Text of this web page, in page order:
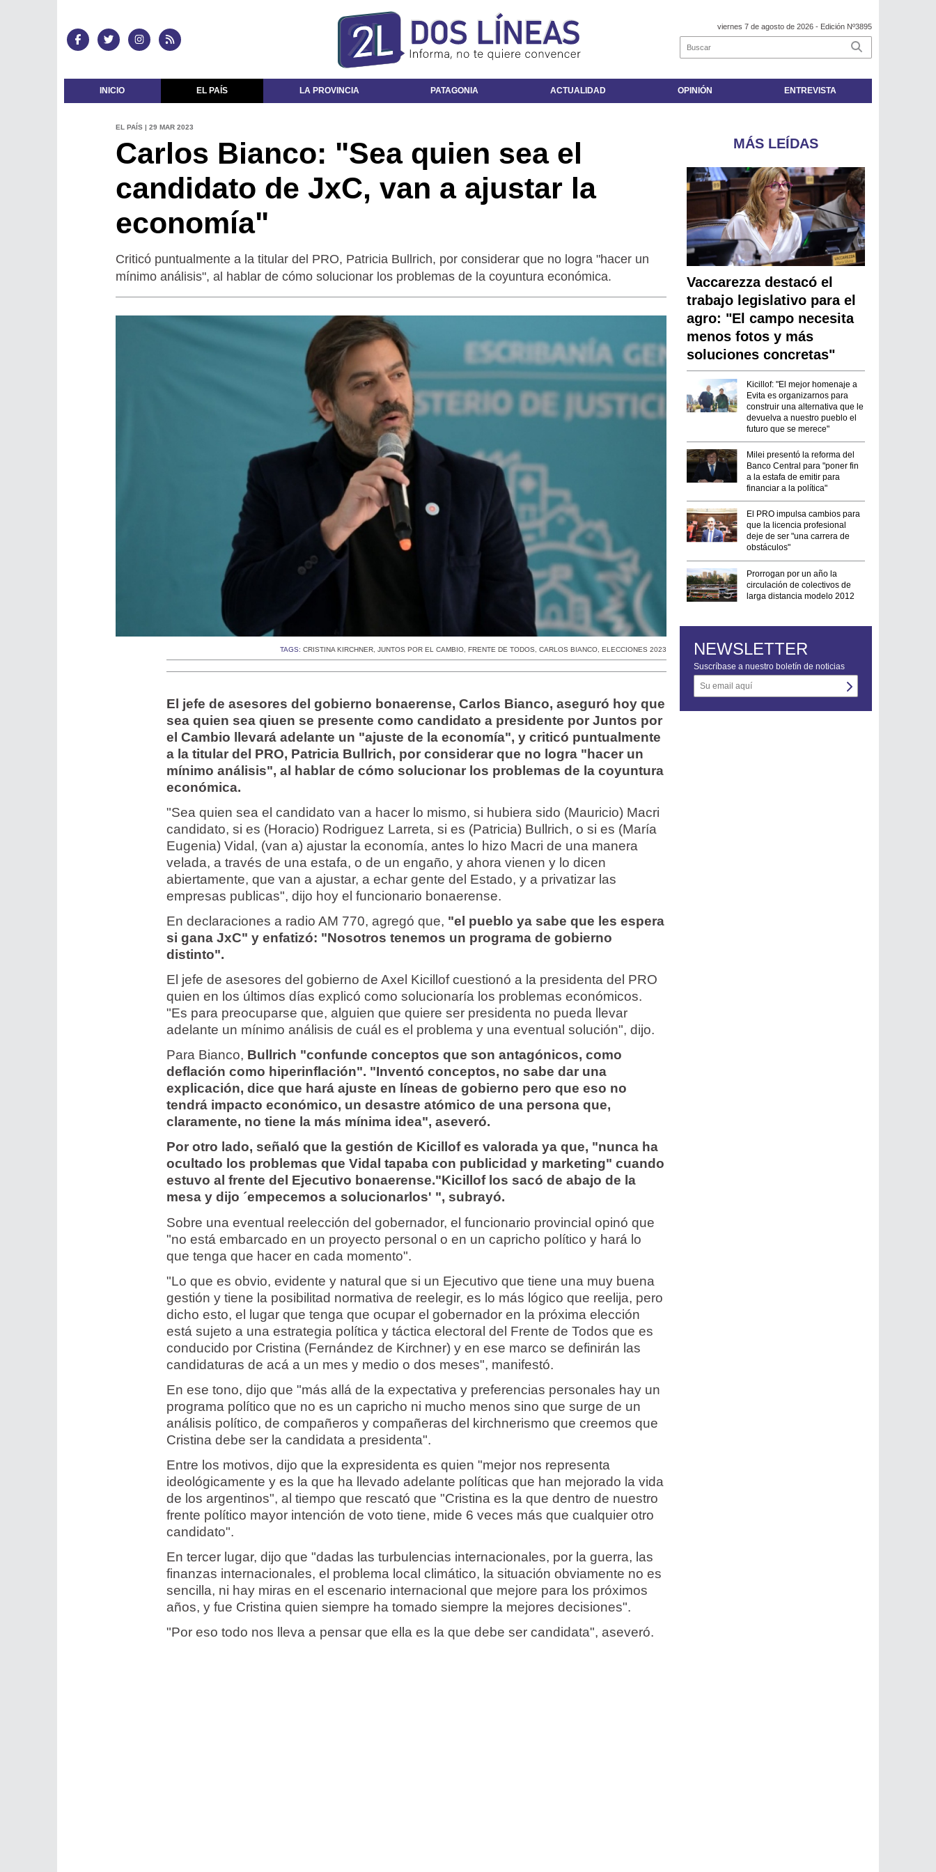
viernes 7 de agosto de 2026 - Edición Nº3895
INICIO EL PAÍS LA PROVINCIA PATAGONIA ACTUALIDAD OPINIÓN ENTREVISTA
EL PAÍS | 29 MAR 2023
Carlos Bianco: "Sea quien sea el
candidato de JxC, van a ajustar la
economía"
Criticó puntualmente a la titular del PRO, Patricia Bullrich, por considerar que no logra "hacer un
mínimo análisis", al hablar de cómo solucionar los problemas de la coyuntura económica.
TAGS:CRISTINA KIRCHNER ,JUNTOS POR EL CAMBIO ,FRENTE DE TODOS ,CARLOS BIANCO ,ELECCIONES 2023
El jefe de asesores del gobierno bonaerense, Carlos Bianco, aseguró hoy que
sea quien sea qiuen se presente como candidato a presidente por Juntos por
el Cambio llevará adelante un "ajuste de la economía", y criticó puntualmente
a la titular del PRO, Patricia Bullrich, por considerar que no logra "hacer un
mínimo análisis", al hablar de cómo solucionar los problemas de la coyuntura
económica.
"Sea quien sea el candidato van a hacer lo mismo, si hubiera sido (Mauricio) Macri
candidato, si es (Horacio) Rodriguez Larreta, si es (Patricia) Bullrich, o si es (María
Eugenia) Vidal, (van a) ajustar la economía, antes lo hizo Macri de una manera
velada, a través de una estafa, o de un engaño, y ahora vienen y lo dicen
abiertamente, que van a ajustar, a echar gente del Estado, y a privatizar las
empresas publicas", dijo hoy el funcionario bonaerense.
En declaraciones a radio AM 770, agregó que, "el pueblo ya sabe que les espera
si gana JxC" y enfatizó: "Nosotros tenemos un programa de gobierno
distinto".
El jefe de asesores del gobierno de Axel Kicillof cuestionó a la presidenta del PRO
quien en los últimos días explicó como solucionaría los problemas económicos.
"Es para preocuparse que, alguien que quiere ser presidenta no pueda llevar
adelante un mínimo análisis de cuál es el problema y una eventual solución", dijo.
Para Bianco, Bullrich "confunde conceptos que son antagónicos, como
deflación como hiperinflación". "Inventó conceptos, no sabe dar una
explicación, dice que hará ajuste en líneas de gobierno pero que eso no
tendrá impacto económico, un desastre atómico de una persona que,
claramente, no tiene la más mínima idea", aseveró.
Por otro lado, señaló que la gestión de Kicillof es valorada ya que, "nunca ha
ocultado los problemas que Vidal tapaba con publicidad y marketing" cuando
estuvo al frente del Ejecutivo bonaerense."Kicillof los sacó de abajo de la
mesa y dijo ´empecemos a solucionarlos' ", subrayó.
Sobre una eventual reelección del gobernador, el funcionario provincial opinó que
"no está embarcado en un proyecto personal o en un capricho político y hará lo
que tenga que hacer en cada momento".
"Lo que es obvio, evidente y natural que si un Ejecutivo que tiene una muy buena
gestión y tiene la posibilitad normativa de reelegir, es lo más lógico que reelija, pero
dicho esto, el lugar que tenga que ocupar el gobernador en la próxima elección
está sujeto a una estrategia política y táctica electoral del Frente de Todos que es
conducido por Cristina (Fernández de Kirchner) y en ese marco se definirán las
candidaturas de acá a un mes y medio o dos meses", manifestó.
En ese tono, dijo que "más allá de la expectativa y preferencias personales hay un
programa político que no es un capricho ni mucho menos sino que surge de un
análisis político, de compañeros y compañeras del kirchnerismo que creemos que
Cristina debe ser la candidata a presidenta".
Entre los motivos, dijo que la expresidenta es quien "mejor nos representa
ideológicamente y es la que ha llevado adelante políticas que han mejorado la vida
de los argentinos", al tiempo que rescató que "Cristina es la que dentro de nuestro
frente político mayor intención de voto tiene, mide 6 veces más que cualquier otro
candidato".
En tercer lugar, dijo que "dadas las turbulencias internacionales, por la guerra, las
finanzas internacionales, el problema local climático, la situación obviamente no es
sencilla, ni hay miras en el escenario internacional que mejore para los próximos
años, y fue Cristina quien siempre ha tomado siempre la mejores decisiones".
"Por eso todo nos lleva a pensar que ella es la que debe ser candidata", aseveró.
MÁS LEÍDAS
Vaccarezza destacó el
trabajo legislativo para el
agro: "El campo necesita
menos fotos y más
soluciones concretas"
Kicillof: "El mejor homenaje a
Evita es organizarnos para
construir una alternativa que le
devuelva a nuestro pueblo el
futuro que se merece"
Milei presentó la reforma del
Banco Central para "poner fin
a la estafa de emitir para
financiar a la política"
El PRO impulsa cambios para
que la licencia profesional
deje de ser "una carrera de
obstáculos"
Prorrogan por un año la
circulación de colectivos de
larga distancia modelo 2012
NEWSLETTER
Suscríbase a nuestro boletín de noticias